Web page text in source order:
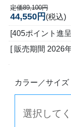
定価89,100円
44,550円 (税込)
[405ポイント進
[ 販売期間 2026
カラー／サイズ